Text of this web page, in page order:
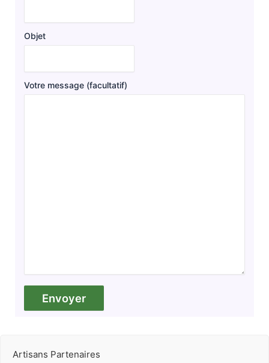
Objet
Votre message (facultatif)
Artisans Partenaires